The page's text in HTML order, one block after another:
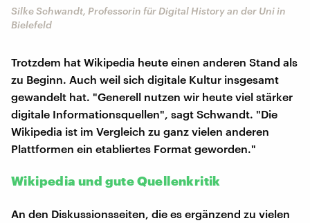
Silke Schwandt, Professorin für Digital History an der Uni in
Bielefeld
Trotzdem hat Wikipedia heute einen anderen Stand als
zu Beginn. Auch weil sich digitale Kultur insgesamt
gewandelt hat. "Generell nutzen wir heute viel stärker
digitale Informationsquellen", sagt Schwandt. "Die
Wikipedia ist im Vergleich zu ganz vielen anderen
Plattformen ein etabliertes Format geworden."
Wikipedia und gute Quellenkritik
An den Diskussionsseiten, die es ergänzend zu vielen